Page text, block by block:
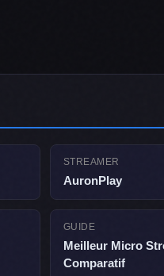
STREAMER
AuronPlay
GUIDE
Meilleur Micro
Comparatif